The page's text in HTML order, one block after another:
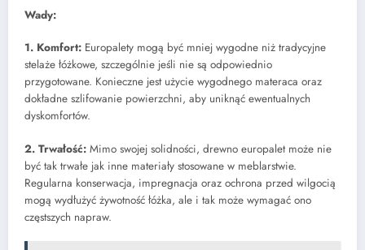
Wady:
1. Komfort: Europalety mogą być mniej wygodne niż tradycyjne
stelaże łóżkowe, szczególnie jeśli nie są odpowiednio
przygotowane. Konieczne jest użycie wygodnego materaca oraz
dokładne szlifowanie powierzchni, aby uniknąć ewentualnych
dyskomfortów.
2. Trwałość: Mimo swojej solidności, drewno europalet może nie
być tak trwałe jak inne materiały stosowane w meblarstwie.
Regularna konserwacja, impregnacja oraz ochrona przed wilgocią
mogą wydłużyć żywotność łóżka, ale i tak może wymagać ono
częstszych napraw.